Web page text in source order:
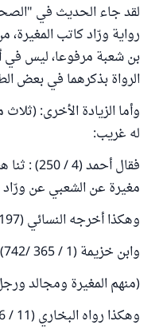
لقد جاء الحديث في
رواية ورّاد كاتب
بن شعبة مرفوعا، ليس في
الرواة بذكرهما في بعض
وأما الزيادة الأخرى:
له غريب:
فقال
مغيرة عن الشعبي عن ورّاد
وهكذا أخرجه النسائي (1/197) من طريقين آخرين عنه به.
وابن خزيمة (1 / 365 /742) عن راويين عنه به؛ إلا أنه قال:
(منهم المغيرة ومجالد